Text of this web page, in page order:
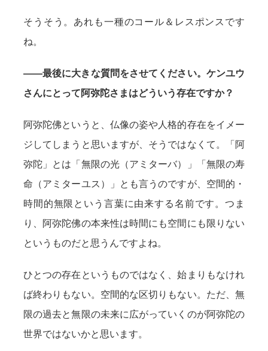
そうそう。あれも一種のコール＆レスポンスです
ね。
——最後に大きな質問をさせてください。ケンユウ
さんにとって阿弥陀さまはどういう存在ですか？
阿弥陀佛というと、仏像の姿や人格的存在をイメー
ジしてしまうと思いますが、そうではなくて。「阿
弥陀」とは「無限の光（アミターバ）」「無限の寿
命（アミターユス）」とも言うのですが、空間的・
時間的無限という言葉に由来する名前です。つま
り、阿弥陀佛の本来性は時間にも空間にも限りない
というものだと思うんですよね。
ひとつの存在というものではなく、始まりもなけれ
ば終わりもない。空間的な区切りもない。ただ、無
限の過去と無限の未来に広がっていくのが阿弥陀の
世界ではないかと思います。